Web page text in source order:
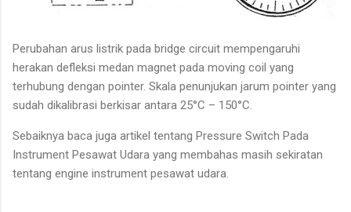
Perubahan arus listrik pada bridge circuit mempengaruhi
herakan defleksi medan magnet pada moving coil yang
terhubung dengan pointer. Skala penunjukan jarum pointer yang
sudah dikalibrasi berkisar antara 25°C – 150°C.
Sebaiknya baca juga artikel tentang Pressure Switch Pada
Instrument Pesawat Udara yang membahas masih sekiratan
tentang engine instrument pesawat udara.